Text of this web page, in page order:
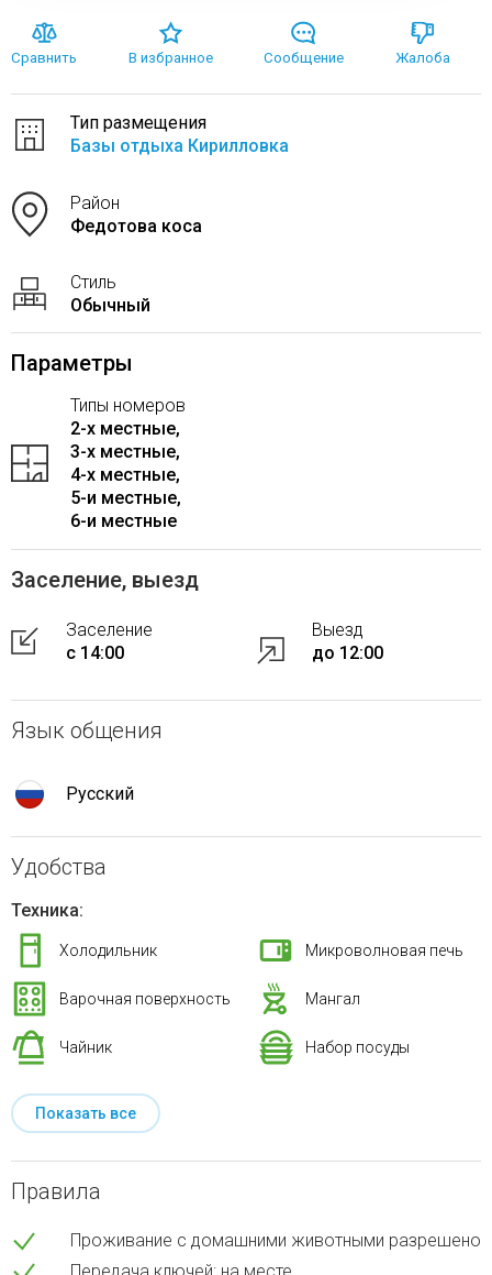
Сравнить В избранное Сообщение Жалоба
Тип размещения
Базы отдыха Кирилловка
Район
Федотова коса
Стиль
Обычный
Параметры
Типы номеров
2-x местные,
3-x местные,
4-x местные,
5-и местные,
6-и местные
Заселение, выезд
Заселение
с 14:00
Выезд
до 12:00
Язык общения
Русский
Удобства
Техника:
Холодильник Микроволновая печь
Варочная поверхность Мангал
Чайник Набор посуды
Показать все
Правила
Проживание с домашними животными разрешено
Передача ключей: на месте